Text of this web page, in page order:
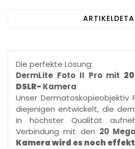
Die perfekte Lösung:
DermLite Foto II Pro mit
DSLR- Kamera
Unser Dermatoskopieobjektiv
diejenigen entwickelt, die
in höchster Qualität
Verbindung mit den 20
Kamera wird es noch